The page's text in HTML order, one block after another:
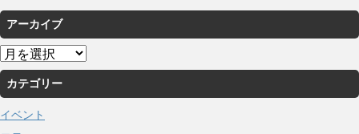
アーカイブ
ア
ー
カ
イ
ブ
カテゴリー
イベント